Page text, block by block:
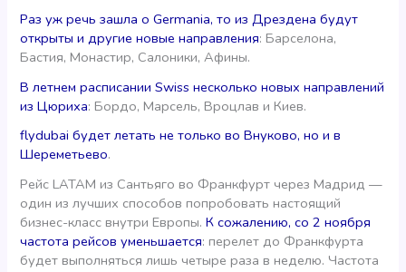
Раз уж речь зашла о Germania, то из Дрездена будут
открыты и другие новые направления: Барселона,
Бастия, Монастир, Салоники, Афины.
В летнем расписании Swiss несколько новых направлений
из Цюриха: Бордо, Марсель, Вроцлав и Киев.
flydubai будет летать не только во Внуково, но и в
Шереметьево.
Рейс LATAM из Сантьяго во Франкфурт через Мадрид —
один из лучших способов попробовать настоящий
бизнес-класс внутри Европы.К сожалению, со 2 ноября
частота рейсов уменьшается: перелет до Франкфурта
будет выполняться лишь четыре раза в неделю. Частота